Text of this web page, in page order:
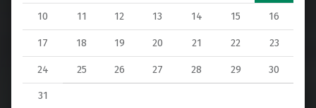
10 11 12 13 14 15 16
17 18 19 20 21 22 23
24 25 26 27 28 29 30
31